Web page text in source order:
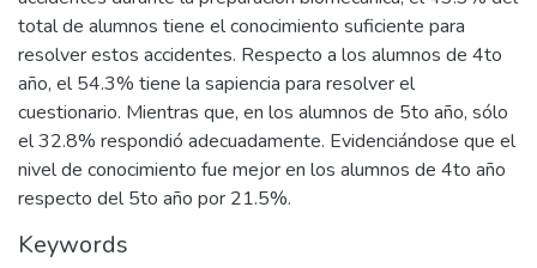
total de alumnos tiene el conocimiento suficiente para
resolver estos accidentes. Respecto a los alumnos de 4to
año, el 54.3% tiene la sapiencia para resolver el
cuestionario. Mientras que, en los alumnos de 5to año, sólo
el 32.8% respondió adecuadamente. Evidenciándose que el
nivel de conocimiento fue mejor en los alumnos de 4to año
respecto del 5to año por 21.5%.
Keywords